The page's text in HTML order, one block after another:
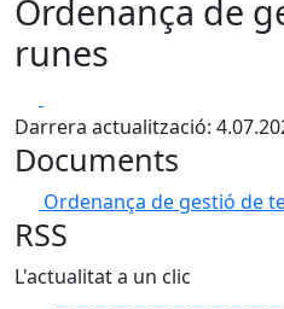
Ordenança de
runes
Darrera actualització:
Documents
Ordenança de gestió de
RSS
L'actualitat a un clic